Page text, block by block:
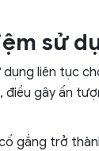
sử
dụng liên tục
điều gây ấn
gắng trở